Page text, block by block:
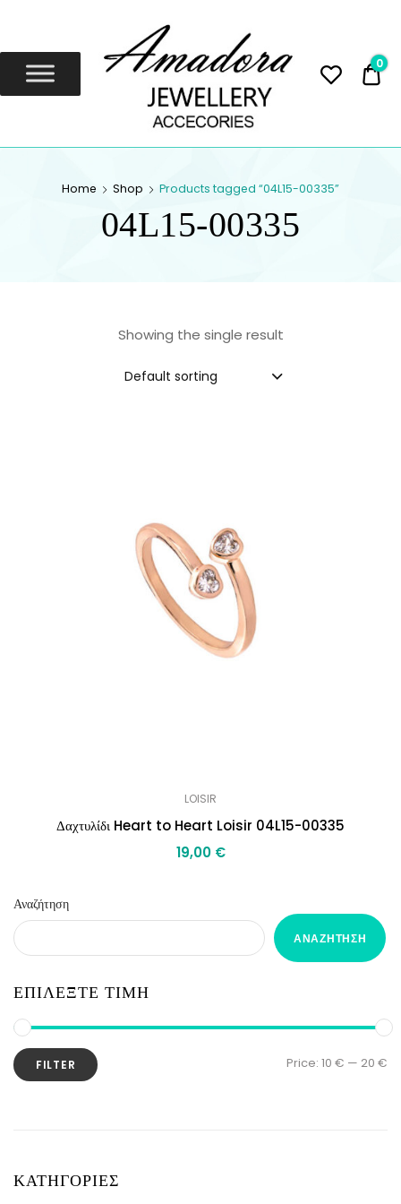
JEWELLERY
0
Home Shop Products tagged “04L15-00335”
04L15-00335
Showing the single result
Default sorting
LOISIR
Δαχτυλίδι Heart to Heart Loisir 04L15-00335
19,00 €
Αναζήτηση
ΑΝΑΖΉΤΗΣΗ
ΕΠΙΛΕΞΤΕ ΤΙΜΗ
FILTER Price: 10 € — 20 €
ΚΑΤΗΓΟΡΙΕΣ